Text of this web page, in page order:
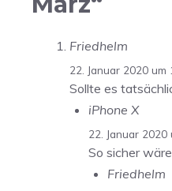
Friedhelm
22. Januar 2020 um
Sollte es
iPhone X
22. Januar 2020
So sicher
Friedhelm